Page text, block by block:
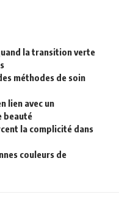
la transition verte
méthodes de soin
lien avec un
beauté
la complicité dans
couleurs de